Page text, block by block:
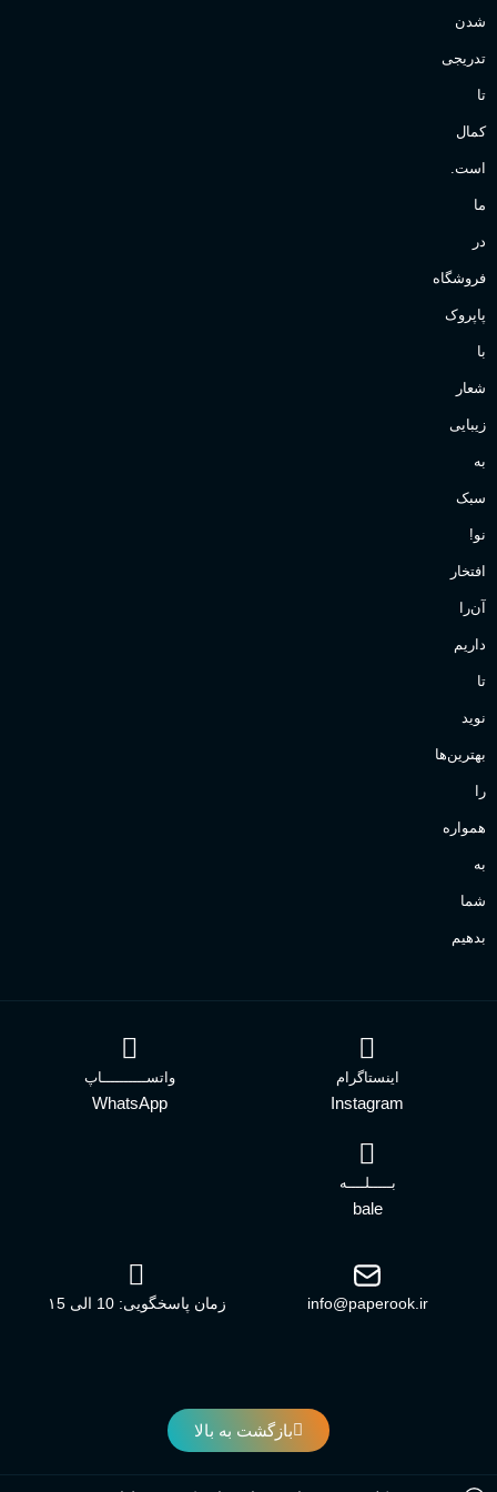
شدن
تدریجی
تا
کمال
است.
ما
در
فروشگاه
پاپروک
با
شعار
زیبایی
به
سبک
نو!
افتخار
آن‌را
داریم
تا
نوید
بهترین‌ها
را
همواره
به
شما
بدهیم
اینستاگرام
Instagram
واتســــــــــاپ
WhatsApp
بـــــلــــه
bale
info@paperook.ir زمان پاسخگویی: 10 الی ۱5
بازگشت به بالا